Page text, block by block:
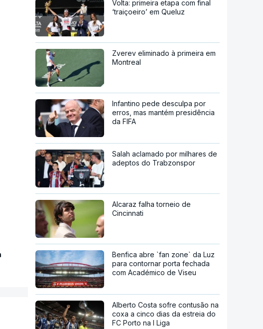
Volta: primeira etapa com final
‘traiçoeiro’ em Queluz
Zverev eliminado à primeira em
Montreal
Infantino pede desculpa por
erros, mas mantém presidência
da FIFA
Salah aclamado por milhares de
adeptos do Trabzonspor
Alcaraz falha torneio de
Cincinnati
Benfica abre `fan zone` da Luz
para contornar porta fechada
com Académico de Viseu
Alberto Costa sofre contusão na
coxa a cinco dias da estreia do
FC Porto na I Liga